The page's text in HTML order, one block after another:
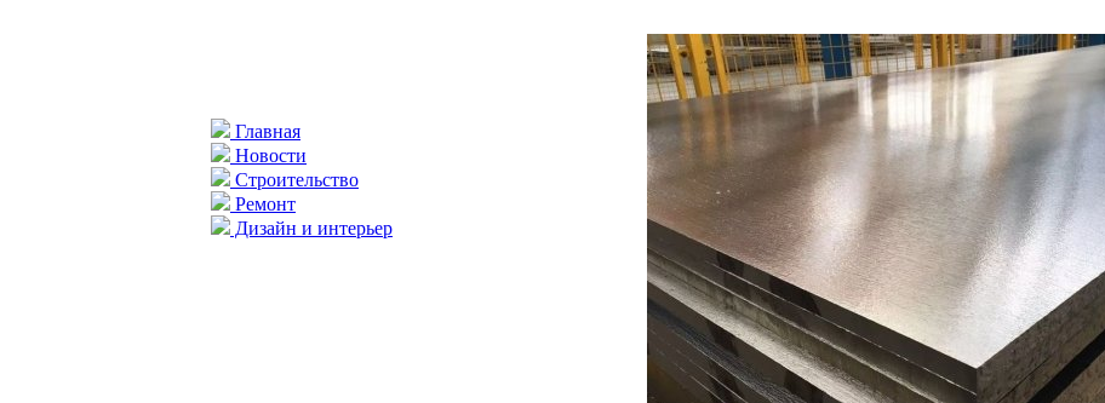
Главная
Новости
Строительство
Ремонт
Дизайн и интерьер